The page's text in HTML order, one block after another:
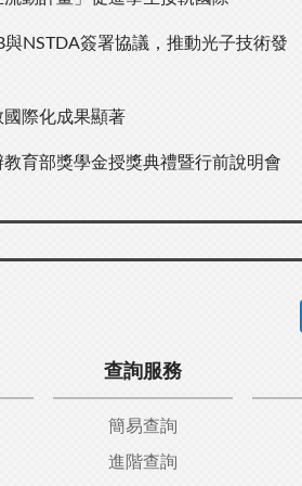
NSTDA簽署協議，推動光子技術發
際化成果顯著
育部獎學金授獎典禮暨行前說明會
查詢服務
簡易查詢
進階查詢